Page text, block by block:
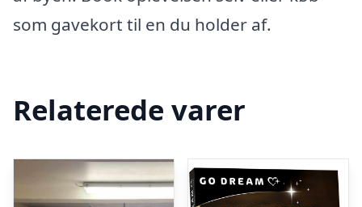
som gavekort til en du holder af.
Relaterede varer